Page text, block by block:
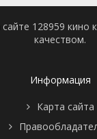
128959 кино
качеством.
Информация
Карта сайта